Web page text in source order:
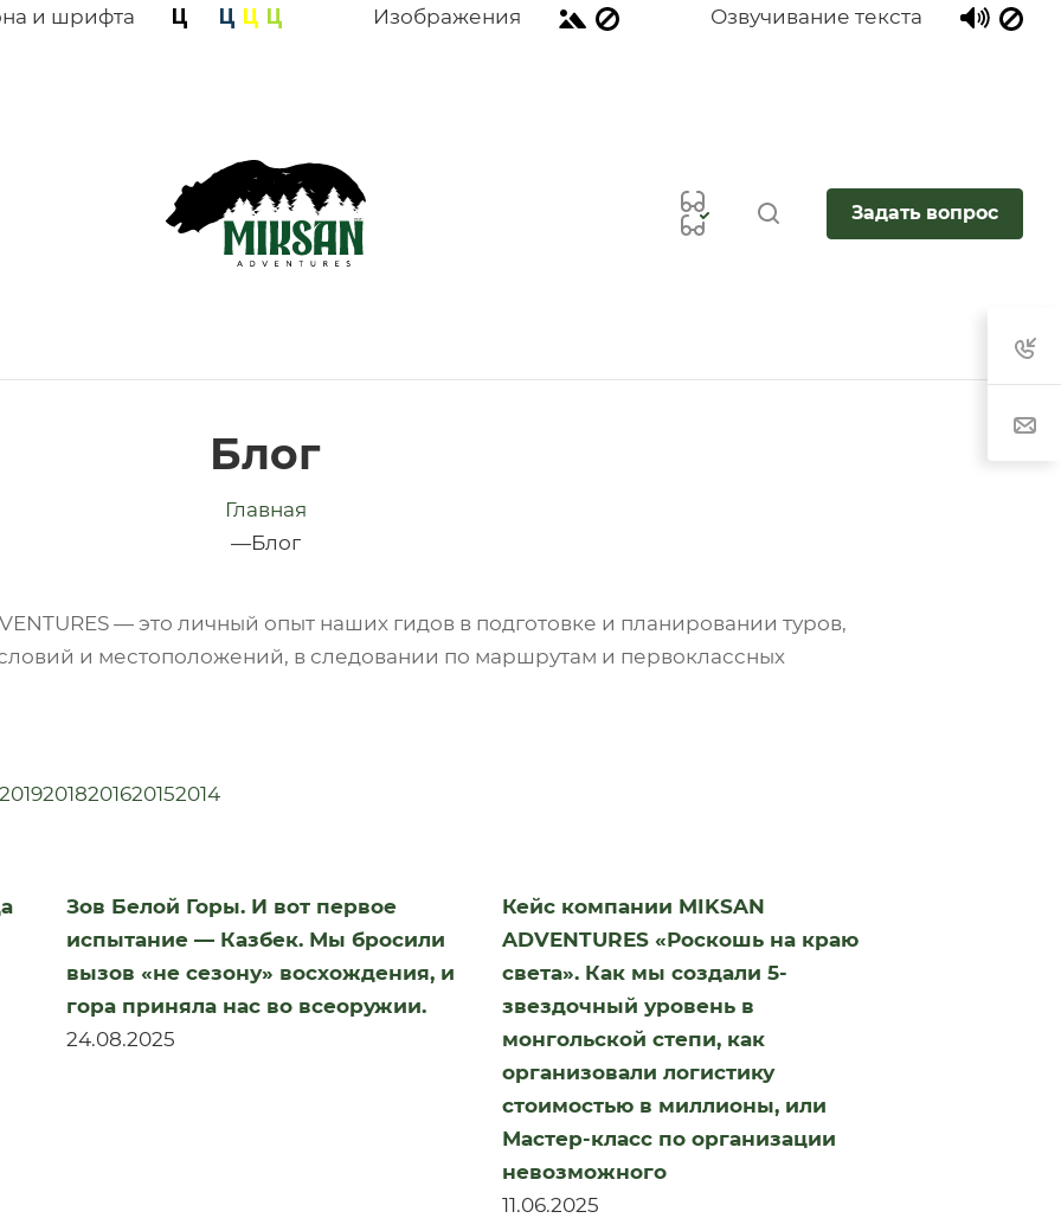
и шрифта Изображения Озвучивание текста
Задать вопрос
Блог
Главная
—Блог
— это личный опыт наших гидов в подготовке и планировании туров,
и местоположений, в следовании по маршрутам и первоклассных
20192018201620152014
24.08.2025
Зов Белой Горы. И вот первое
испытание — Казбек. Мы бросили
вызов «не сезону» восхождения, и
гора приняла нас во всеоружии.
11.06.2025
Кейс компании MIKSAN
ADVENTURES «Роскошь на краю
света». Как мы создали 5-
звездочный уровень в
монгольской степи, как
организовали логистику
стоимостью в миллионы, или
Мастер-класс по организации
невозможного